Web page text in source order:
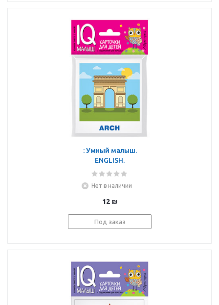
: Умный малыш.
ENGLISH.
Достопримечательности
Нет в наличии
12 ₪
Под заказ